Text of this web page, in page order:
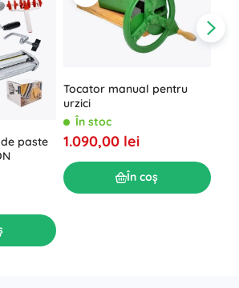
paste
Tocator manual pentru
urzici
În stoc
1.090,00 lei
În coș